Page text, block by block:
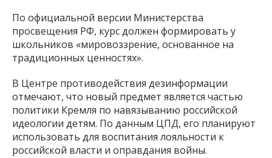
По официальной версии Министерства
просвещения РФ, курс должен формировать у
школьников «мировоззрение, основанное на
традиционных ценностях».
В Центре противодействия дезинформации
отмечают, что новый предмет является частью
политики Кремля по навязыванию российской
идеологии детям. По данным ЦПД, его планируют
использовать для воспитания лояльности к
российской власти и оправдания войны.